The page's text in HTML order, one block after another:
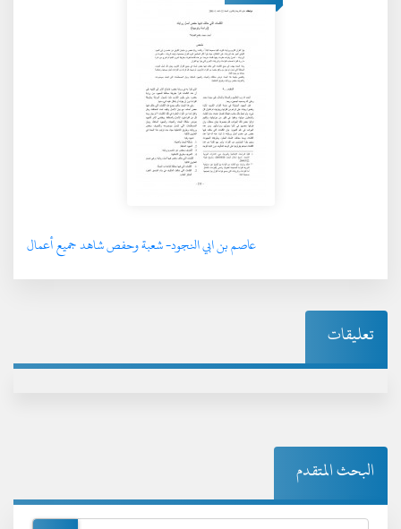
عاصم بن ابي النجود- شعبة وحفص شاهد جميع أعمال
تعليقات
البحث المتقدم